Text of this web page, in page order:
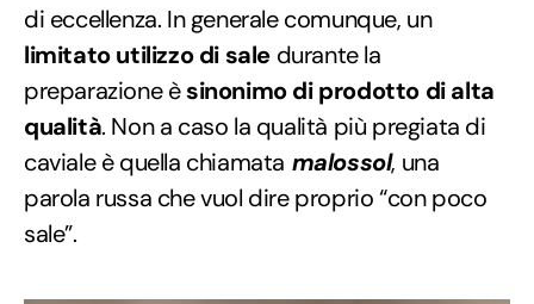
di eccellenza. In generale comunque, un
limitato utilizzo di sale durante la
preparazione èsinonimo di prodotto di alta
qualità. Non a caso la qualità più pregiata di
caviale è quella chiamata malossol, una
parola russa che vuol dire proprio “con poco
sale”.